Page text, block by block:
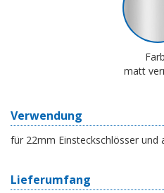
matt
Verwendung
für 22mm Einsteckschlösser und
Lieferumfang